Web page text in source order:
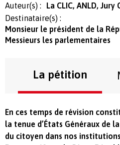
Auteur(s) :
La CLIC, ANLD,
Destinataire(s) :
Monsieur le président de la
Messieurs les parlementaires
La pétition
En ces temps de révision
la tenue d’États Généraux de
du citoyen dans nos